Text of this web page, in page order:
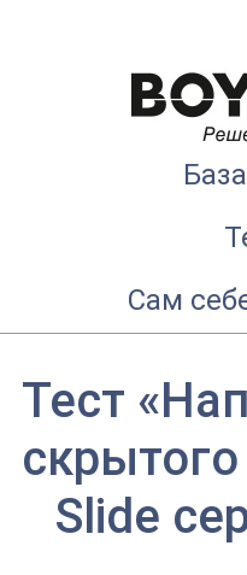
Сам
Тест
Slide